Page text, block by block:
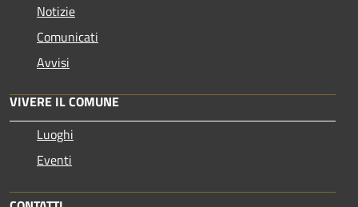
Notizie
Comunicati
Avvisi
VIVERE IL COMUNE
Luoghi
Eventi